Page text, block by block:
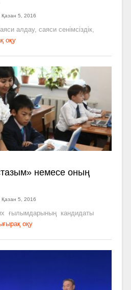
Қазан 5, 2016
алдау, саяси сенімсіздік,
оқу
немесе оның
Қазан 5, 2016
ғылымдарының кандидаты
оқу